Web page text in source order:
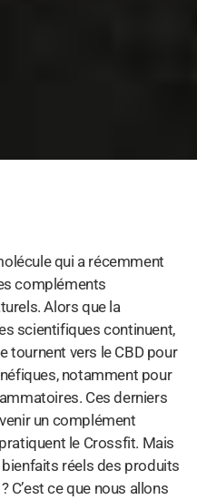
qui a récemment
compléments
Alors que la
scientifiques continuent,
tournent vers le CBD pour
notamment pour
Ces derniers
un complément
le Crossfit. Mais
réels des produits
C’est ce que nous allons